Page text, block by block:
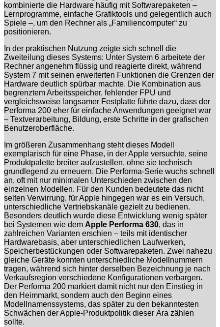
kombinierte die Hardware häufig mit Softwarepaketen –
Lernprogramme, einfache Grafiktools und gelegentlich auch
Spiele –, um den Rechner als „Familiencomputer“ zu
positionieren.
In der praktischen Nutzung zeigte sich schnell die
Zweiteilung dieses Systems: Unter System 6 arbeitete der
Rechner angenehm flüssig und reagierte direkt, während
System 7 mit seinen erweiterten Funktionen die Grenzen der
Hardware deutlich spürbar machte. Die Kombination aus
begrenztem Arbeitsspeicher, fehlender FPU und
vergleichsweise langsamer Festplatte führte dazu, dass der
Performa 200 eher für einfache Anwendungen geeignet war
– Textverarbeitung, Bildung, erste Schritte in der grafischen
Benutzeroberfläche.
Im größeren Zusammenhang steht dieses Modell
exemplarisch für eine Phase, in der Apple versuchte, seine
Produktpalette breiter aufzustellen, ohne sie technisch
grundlegend zu erneuern. Die Performa-Serie wuchs schnell
an, oft mit nur minimalen Unterschieden zwischen den
einzelnen Modellen. Für den Kunden bedeutete das nicht
selten Verwirrung, für Apple hingegen war es ein Versuch,
unterschiedliche Vertriebskanäle gezielt zu bedienen.
Besonders deutlich wurde diese Entwicklung wenig später
bei Systemen wie dem Apple Performa 630, das in
zahlreichen Varianten erschien – teils mit identischer
Hardwarebasis, aber unterschiedlichen Laufwerken,
Speicherbestückungen oder Softwarepaketen. Zwei nahezu
gleiche Geräte konnten unterschiedliche Modellnummern
tragen, während sich hinter derselben Bezeichnung je nach
Verkaufsregion verschiedene Konfigurationen verbargen.
Der Performa 200 markiert damit nicht nur den Einstieg in
den Heimmarkt, sondern auch den Beginn eines
Modellnamenssystems, das später zu den bekanntesten
Schwächen der Apple-Produktpolitik dieser Ära zählen
sollte.